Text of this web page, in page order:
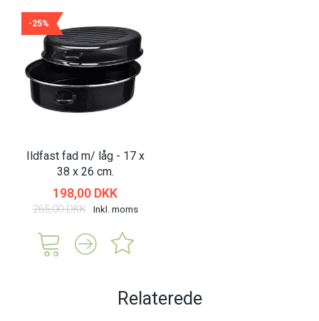
-25%
Ildfast fad m/ låg - 17 x
38 x 26 cm.
198,00 DKK
265,00 DKK Inkl. moms
Relaterede